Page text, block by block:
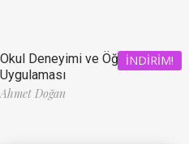
İNDIRIM!
Okul Deneyimi ve Öğretmenlik
Uygulaması
Ahmet Doğan